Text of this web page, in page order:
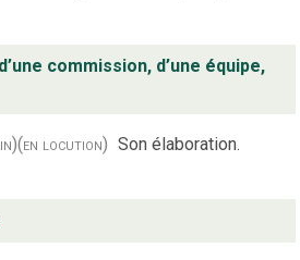
commission, d’une équipe,
(en locution) Son élaboration.